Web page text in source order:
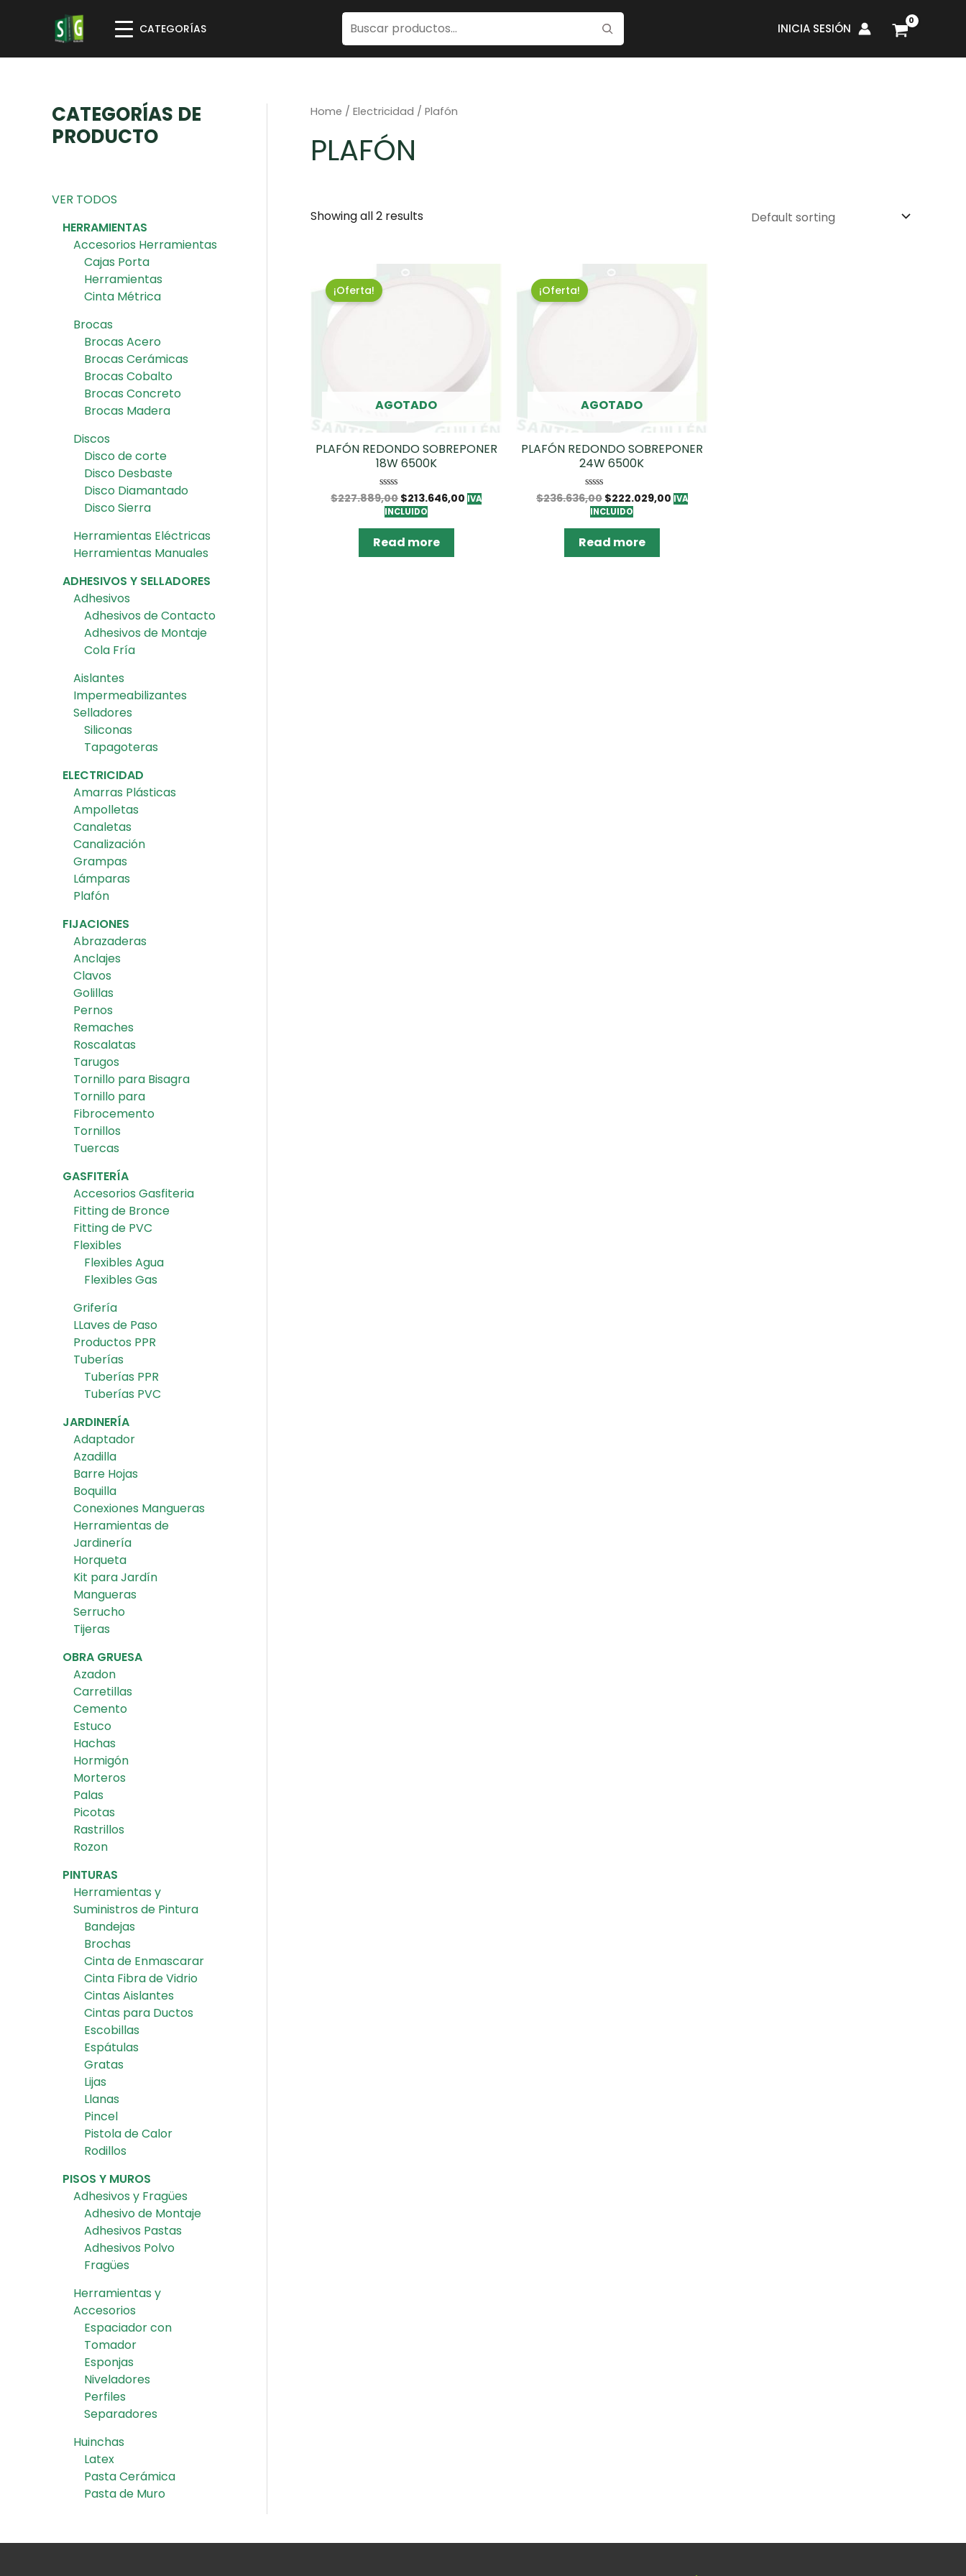
CATEGORÍAS INICIA SESIÓN
CATEGORÍAS DE
PRODUCTO
VER TODOS
HERRAMIENTAS
Accesorios Herramientas
Cajas Porta
Herramientas
Cinta Métrica
Brocas
Brocas Acero
Brocas Cerámicas
Brocas Cobalto
Brocas Concreto
Brocas Madera
Discos
Disco de corte
Disco Desbaste
Disco Diamantado
Disco Sierra
Herramientas Eléctricas
Herramientas Manuales
ADHESIVOS Y SELLADORES
Adhesivos
Adhesivos de Contacto
Adhesivos de Montaje
Cola Fría
Aislantes
Impermeabilizantes
Selladores
Siliconas
Tapagoteras
ELECTRICIDAD
Amarras Plásticas
Ampolletas
Canaletas
Canalización
Grampas
Lámparas
Plafón
FIJACIONES
Abrazaderas
Anclajes
Clavos
Golillas
Pernos
Remaches
Roscalatas
Tarugos
Tornillo para Bisagra
Tornillo para
Fibrocemento
Tornillos
Tuercas
GASFITERÍA
Accesorios Gasfiteria
Fitting de Bronce
Fitting de PVC
Flexibles
Flexibles Agua
Flexibles Gas
Grifería
LLaves de Paso
Productos PPR
Tuberías
Tuberías PPR
Tuberías PVC
JARDINERÍA
Adaptador
Azadilla
Barre Hojas
Boquilla
Conexiones Mangueras
Herramientas de
Jardinería
Horqueta
Kit para Jardín
Mangueras
Serrucho
Tijeras
OBRA GRUESA
Azadon
Carretillas
Cemento
Estuco
Hachas
Hormigón
Morteros
Palas
Picotas
Rastrillos
Rozon
PINTURAS
Herramientas y
Suministros de Pintura
Bandejas
Brochas
Cinta de Enmascarar
Cinta Fibra de Vidrio
Cintas Aislantes
Cintas para Ductos
Escobillas
Espátulas
Gratas
Lijas
Llanas
Pincel
Pistola de Calor
Rodillos
PISOS Y MUROS
Adhesivos y Fragües
Adhesivo de Montaje
Adhesivos Pastas
Adhesivos Polvo
Fragües
Herramientas y
Accesorios
Espaciador con
Tomador
Esponjas
Niveladores
Perfiles
Separadores
Huinchas
Latex
Pasta Cerámica
Pasta de Muro
Home / Electricidad / Plafón
PLAFÓN
Showing all 2 results
AGOTADO
¡Oferta!
PLAFÓN REDONDO SOBREPONER
18W 6500K
Rated
0
out
$227.889,00 $213.646,00 IVA
INCLUIDO
Read more
AGOTADO
¡Oferta!
PLAFÓN REDONDO SOBREPONER
24W 6500K
Rated
0
out
$236.636,00 $222.029,00 IVA
INCLUIDO
Read more